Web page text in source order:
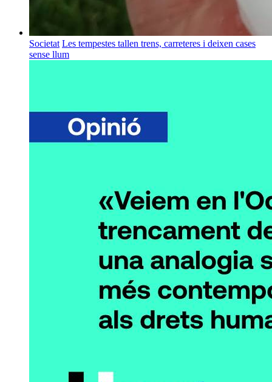
Societat Les tempestes tallen trens, carreteres i deixen cases
sense llum